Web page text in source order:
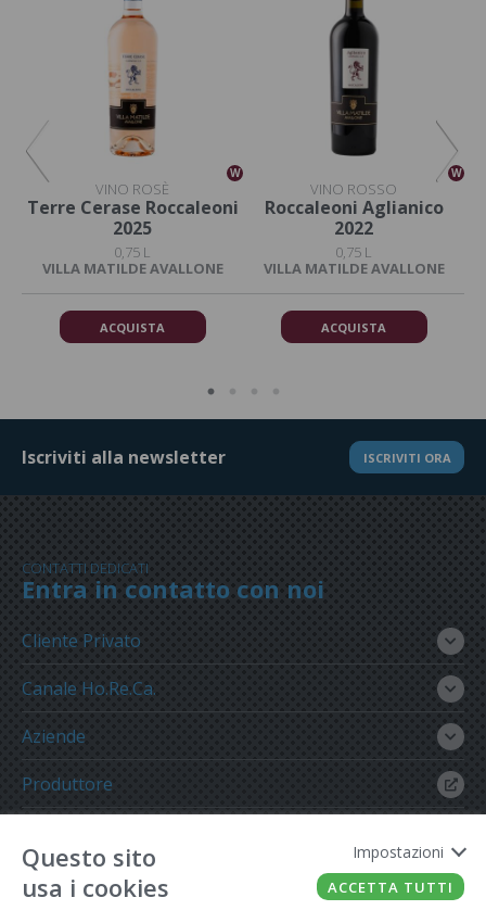
W
VINO ROSÈ
Terre Cerase Roccaleoni
2025
0,75 L
VILLA MATILDE AVALLONE
ACQUISTA
W
VINO ROSSO
Roccaleoni Aglianico
2022
0,75 L
VILLA MATILDE AVALLONE
ACQUISTA
Iscriviti alla newsletter ISCRIVITI ORA
CONTATTI DEDICATI
Entra in contatto con noi
Cliente Privato
Canale Ho.Re.Ca.
Aziende
Produttore
Questo sito
usa i cookies
Impostazioni
ACCETTA TUTTI